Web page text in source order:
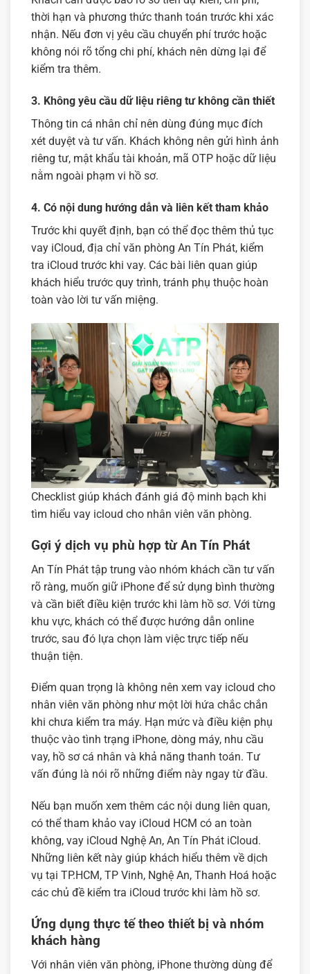
thời hạn và phương thức thanh toán trước khi xác
nhận. Nếu đơn vị yêu cầu chuyển phí trước hoặc
không nói rõ tổng chi phí, khách nên dừng lại để
kiểm tra thêm.
3. Không yêu cầu dữ liệu riêng tư không cần thiết
Thông tin cá nhân chỉ nên dùng đúng mục đích
xét duyệt và tư vấn. Khách không nên gửi hình ảnh
riêng tư, mật khẩu tài khoản, mã OTP hoặc dữ liệu
nằm ngoài phạm vi hồ sơ.
4. Có nội dung hướng dẫn và liên kết tham khảo
Trước khi quyết định, bạn có thể đọc thêm thủ tục
vay iCloud, địa chỉ văn phòng An Tín Phát, kiểm
tra iCloud trước khi vay. Các bài liên quan giúp
khách hiểu trước quy trình, tránh phụ thuộc hoàn
toàn vào lời tư vấn miệng.
Checklist giúp khách đánh giá độ minh bạch khi
tìm hiểu vay icloud cho nhân viên văn phòng.
Gợi ý dịch vụ phù hợp từ An Tín Phát
An Tín Phát tập trung vào nhóm khách cần tư vấn
rõ ràng, muốn giữ iPhone để sử dụng bình thường
và cần biết điều kiện trước khi làm hồ sơ. Với từng
khu vực, khách có thể được hướng dẫn online
trước, sau đó lựa chọn làm việc trực tiếp nếu
thuận tiện.
Điểm quan trọng là không nên xem vay icloud cho
nhân viên văn phòng như một lời hứa chắc chắn
khi chưa kiểm tra máy. Hạn mức và điều kiện phụ
thuộc vào tình trạng iPhone, dòng máy, nhu cầu
vay, hồ sơ cá nhân và khả năng thanh toán. Tư
vấn đúng là nói rõ những điểm này ngay từ đầu.
Nếu bạn muốn xem thêm các nội dung liên quan,
có thể tham khảo vay iCloud HCM có an toàn
không, vay iCloud Nghệ An, An Tín Phát iCloud.
Những liên kết này giúp khách hiểu thêm về dịch
vụ tại TP.HCM, TP Vinh, Nghệ An, Thanh Hoá hoặc
các chủ đề kiểm tra iCloud trước khi làm hồ sơ.
Ứng dụng thực tế theo thiết bị và nhóm
khách hàng
Với nhân viên văn phòng, iPhone thường dùng để